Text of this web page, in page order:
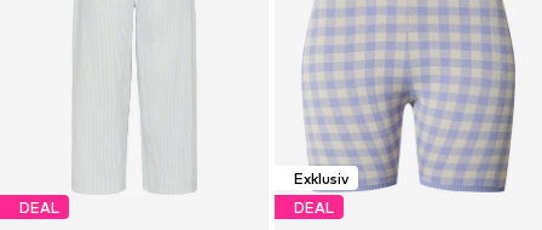
DEAL
Exklusiv
DEAL